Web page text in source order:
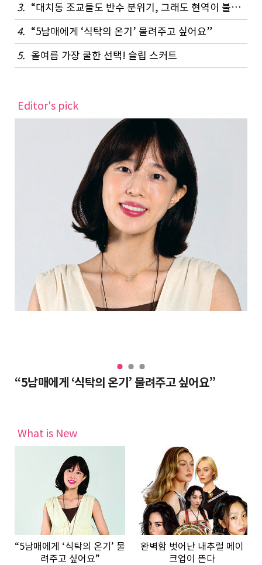
3.
“대치동 조교들도 반수 분위기, 그래도 현역이 불리하지 않은 이유”
4. “5남매에게 ‘식탁의 온기’ 물려주고 싶어요”
5. 올여름 가장 쿨한 선택! 슬립 스커트
Editor's pick
“5남매에게 ‘식탁의 온기’ 물려주고 싶어요”
What is New
“5남매에게 ‘식탁의 온기’ 물
려주고 싶어요”
완벽함 벗어난 내추럴 메이
크업이 뜬다